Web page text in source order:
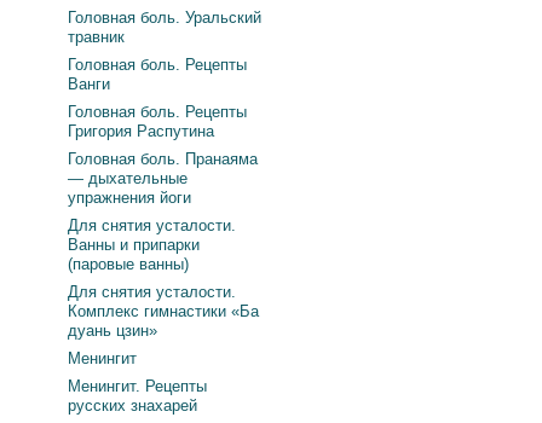
Головная боль. Уральский
травник
Головная боль. Рецепты
Ванги
Головная боль. Рецепты
Григория Распутина
Головная боль. Пранаяма
— дыхательные
упражнения йоги
Для снятия усталости.
Ванны и припарки
(паровые ванны)
Для снятия усталости.
Комплекс гимнастики «Ба
дуань цзин»
Менингит
Менингит. Рецепты
русских знахарей